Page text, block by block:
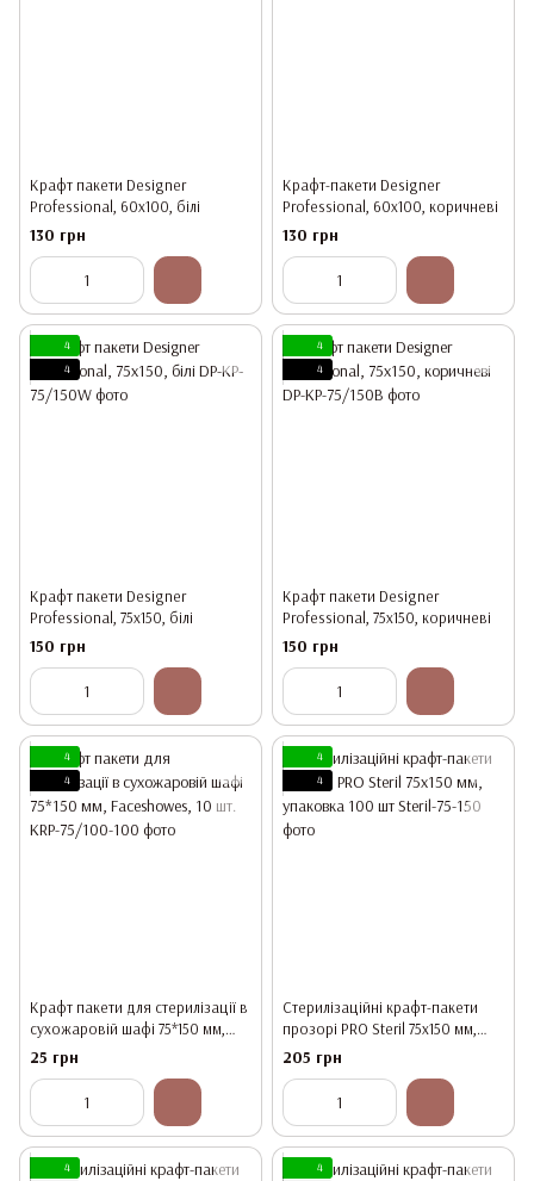
Крафт пакети Designer
Professional, 60x100, білі
130 грн
Крафт-пакети Designer
Professional, 60x100, коричневі
130 грн
4
4
Крафт пакети Designer
Professional, 75х150, білі
150 грн
4
4
Крафт пакети Designer
Professional, 75х150, коричневі
150 грн
4
4
Крафт пакети для стерилізації в
сухожаровій шафі 75*150 мм,
Faceshowes, 10 шт.
25 грн
4
4
Стерилізаційні крафт-пакети
прозорі PRO Steril 75х150 мм,
упаковка 100 шт
205 грн
4
4